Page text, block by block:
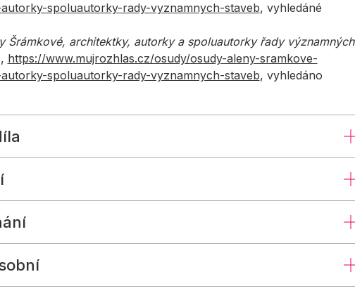
spoluautorky-rady-vyznamnych-staveb, vyhledáné
Šrámkové, architektky, autorky a spoluautorky řady významných
https://www.mujrozhlas.cz/osudy/osudy-aleny-sramkove-
spoluautorky-rady-vyznamnych-staveb, vyhledáno